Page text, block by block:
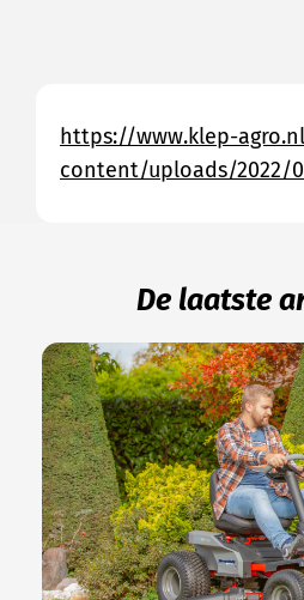
https://www.klep-
content/uploads/2022/
De laatste